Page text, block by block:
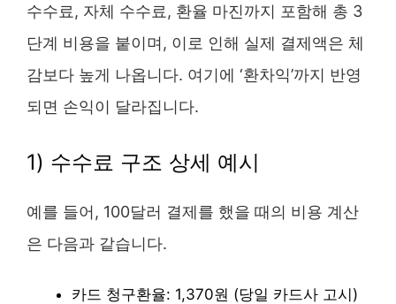
수수료, 자체 수수료, 환율 마진까지 포함해 총 3
단계 비용을 붙이며, 이로 인해 실제 결제액은 체
감보다 높게 나옵니다. 여기에 ‘환차익’까지 반영
되면 손익이 달라집니다.
1) 수수료 구조 상세 예시
예를 들어, 100달러 결제를 했을 때의 비용 계산
은 다음과 같습니다.
카드 청구환율: 1,370원 (당일 카드사 고시)